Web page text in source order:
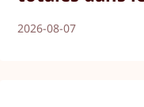
2026-08-07